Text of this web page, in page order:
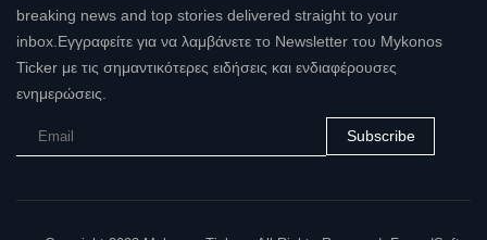
breaking news and top stories delivered straight to your
inbox.Εγγραφείτε για να λαμβάνετε το Newsletter του Mykonos
Ticker με τις σημαντικότερες ειδήσεις και ενδιαφέρουσες
ενημερώσεις.
Subscribe